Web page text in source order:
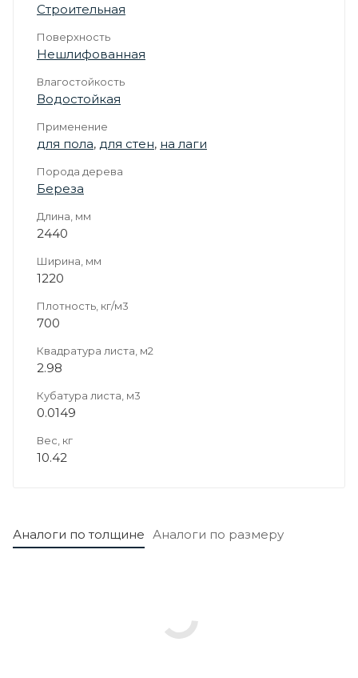
Строительная
Поверхность
Нешлифованная
Влагостойкость
Водостойкая
Применение
для пола, для стен, на лаги
Порода дерева
Береза
Длина, мм
2440
Ширина, мм
1220
Плотность, кг/м3
700
Квадратура листа, м2
2.98
Кубатура листа, м3
0.0149
Вес, кг
10.42
Аналоги по толщине Аналоги по размеру